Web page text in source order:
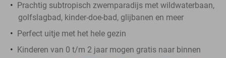
Prachtig subtropisch zwemparadijs met wildwaterbaan,
golfslagbad, kinder-doe-bad, glijbanen en meer
Perfect uitje met het hele gezin
Kinderen van 0 t/m 2 jaar mogen gratis naar binnen